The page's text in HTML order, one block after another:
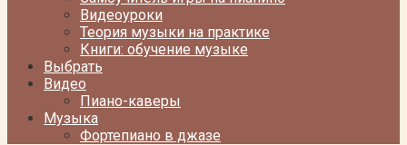
Видеоуроки
Теория музыки на практике
Книги: обучение музыке
Выбрать
Видео
Пиано-каверы
Музыка
Фортепиано в джазе